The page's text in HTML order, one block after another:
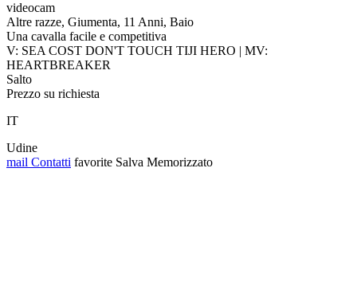
videocam
Altre razze, Giumenta, 11 Anni, Baio
Una cavalla facile e competitiva
V: SEA COST DON'T TOUCH TIJI HERO | MV:
HEARTBREAKER
Salto
Prezzo su richiesta
IT
Udine
mail Contatti favorite Salva Memorizzato